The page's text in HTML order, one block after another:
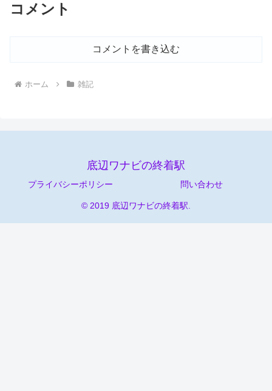
コメント
コメントを書き込む
ホーム 雑記
底辺ワナビの終着駅
プライバシーポリシー 問い合わせ
© 2019 底辺ワナビの終着駅.